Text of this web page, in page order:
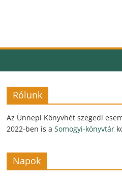
Rólunk
Az Ünnepi Könyvhét szegedi
2022-ben is a Somogyi-könyvtár
Napok